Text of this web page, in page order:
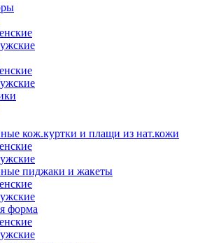
кож.куртки и плащи из нат.кожи
пиджаки и жакеты
форма